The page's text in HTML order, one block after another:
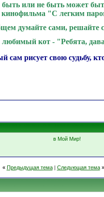
быть или не быть может
кинофильма "С легким
думайте сами, решайте
кот - "Ребята,
рисует свою судьбу,
в Мой Мир!
« Предыдущая тема| Следующая тема »